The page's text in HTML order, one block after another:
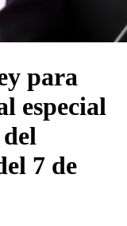
para
especial
del
7 de